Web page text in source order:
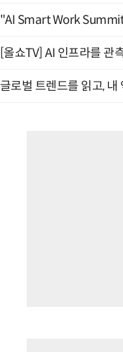
"AI Smart Work
[올쇼TV] AI 인프라를 관
글로벌 트렌드를 읽고,